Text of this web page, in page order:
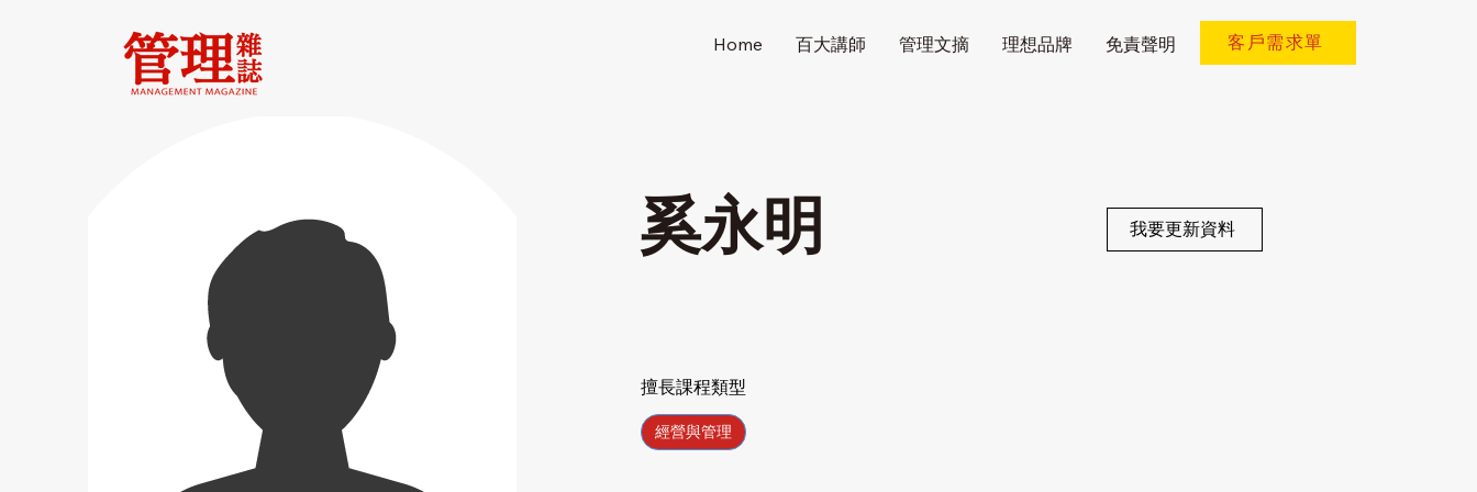
Home 百大講師 管理文摘 理想品牌 免責聲明 客戶需求單
奚永明 我要更新資料
擅長課程類型
經營與管理